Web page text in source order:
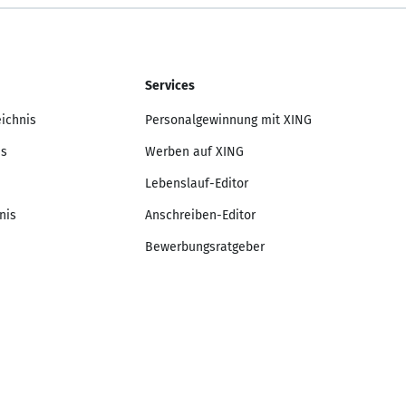
Services
Personalgewinnung mit XING
Werben auf XING
Lebenslauf-Editor
Anschreiben-Editor
Bewerbungsratgeber